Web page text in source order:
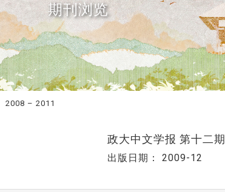
期刊浏览
2008 – 2011
政大中文学报 第十二期
出版日期： 2009-12